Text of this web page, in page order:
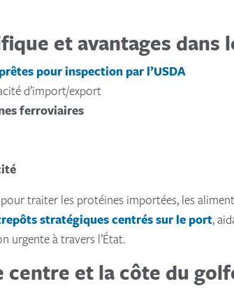
et avantages dans
pour inspection par l’USDA
d’import/export
ferroviaires
traiter les protéines importées, les
stratégiques centrés sur le port,
urgente à travers l’État.
et la côte du